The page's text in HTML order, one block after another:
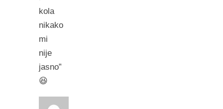
kola
nikako
mi
nije
jasno”
😆